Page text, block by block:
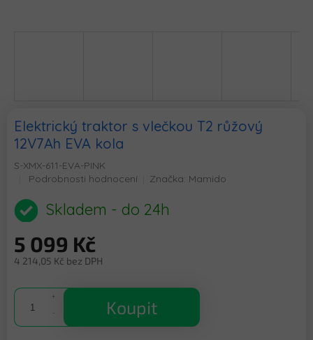
Elektrický traktor s vlečkou T2 růžový
12V7Ah EVA kola
S-XMX-611-EVA-PINK
Průměrné
produktu
je
z
5
Podrobnosti hodnocení Značka: Mamido
Skladem - do 24h
5 099 Kč
4 214,05 Kč bez DPH
cena:
Koupit